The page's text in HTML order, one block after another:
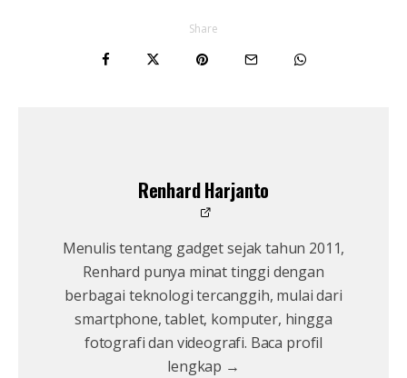
Share
Renhard Harjanto
Menulis tentang gadget sejak tahun 2011,
Renhard punya minat tinggi dengan
berbagai teknologi tercanggih, mulai dari
smartphone, tablet, komputer, hingga
fotografi dan videografi. Baca profil
lengkap →